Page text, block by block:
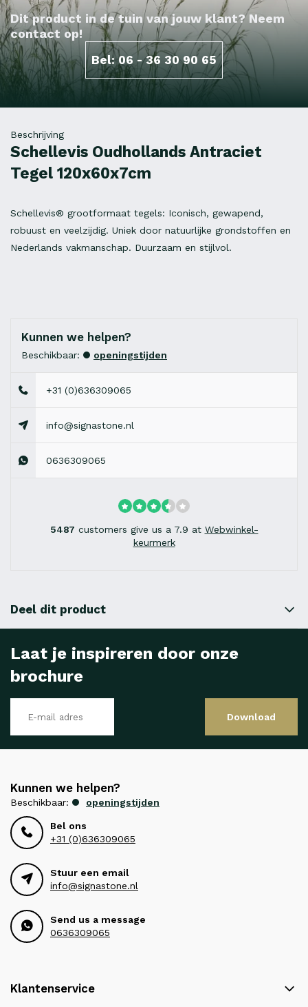
Dit product in de tuin van jouw klant? Neem
contact op!
Bel: 06 - 36 30 90 65
Beschrijving
Schellevis Oudhollands Antraciet
Tegel 120x60x7cm
Schellevis® grootformaat tegels: Iconisch, gewapend,
robuust en veelzijdig. Uniek door natuurlijke grondstoffen en
Nederlands vakmanschap. Duurzaam en stijlvol.
Kunnen we helpen?
Beschikbaar: openingstijden
+31 (0)636309065
info@signastone.nl
0636309065
5487 customers give us a 7.9 at Webwinkel-
keurmerk
Deel dit product
Laat je inspireren door onze
brochure
Download
Kunnen we helpen?
Beschikbaar: openingstijden
Bel ons
+31 (0)636309065
Stuur een email
info@signastone.nl
Send us a message
0636309065
Klantenservice